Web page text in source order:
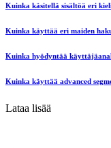
Kuinka käsitellä sisältöä eri
Kuinka käyttää eri maiden
Kuinka hyödyntää
Kuinka käyttää advanced
Lataa lisää